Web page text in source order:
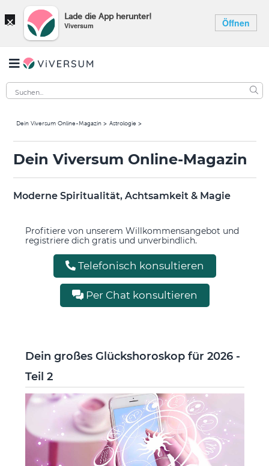
× Lade die App herunter!
Viversum Öffnen
Dein Viversum Online-Magazin Astrologie
Dein Viversum Online-Magazin
Moderne Spiritualität, Achtsamkeit & Magie
Profitiere von unserem Willkommensangebot und
registriere dich gratis und unverbindlich.
Telefonisch konsultieren
Per Chat konsultieren
Dein großes Glückshoroskop für 2026 -
Teil 2